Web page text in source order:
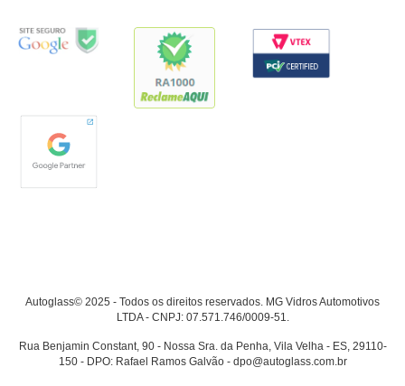
Autoglass© 2025 - Todos os direitos reservados. MG Vidros Automotivos
LTDA - CNPJ: 07.571.746/0009-51.
Rua Benjamin Constant, 90 - Nossa Sra. da Penha, Vila Velha - ES, 29110-
150 - DPO: Rafael Ramos Galvão - dpo@autoglass.com.br